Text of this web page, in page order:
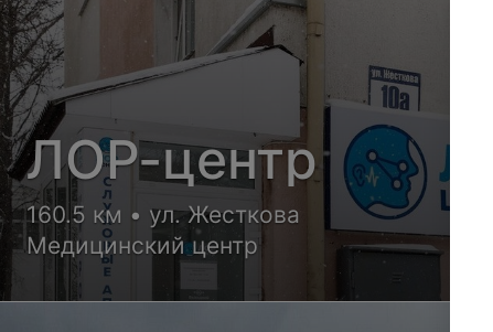
ЛОР-центр
160.5 км • ул. Жесткова
Медицинский центр